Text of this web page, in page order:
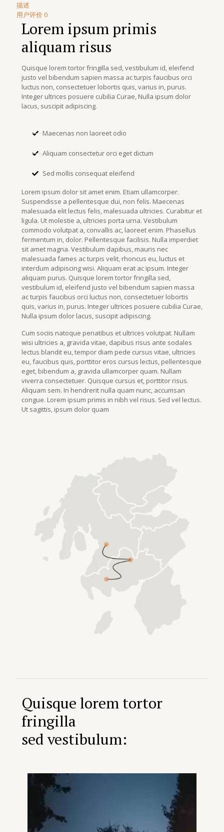
描述
用户评价0
Lorem ipsum primis
aliquam risus
Quisque lorem tortor fringilla sed, vestibulum id, eleifend
justo vel bibendum sapien massa ac turpis faucibus orci
luctus non, consectetuer lobortis quis, varius in, purus.
Integer ultrices posuere cubilia Curae, Nulla ipsum dolor
lacus, suscipit adipiscing.
Maecenas non laoreet odio
Aliquam consectetur orci eget dictum
Sed mollis consequat eleifend
Lorem ipsum dolor sit amet enim. Etiam ullamcorper.
Suspendisse a pellentesque dui, non felis. Maecenas
malesuada elit lectus felis, malesuada ultricies. Curabitur et
ligula. Ut molestie a, ultricies porta urna. Vestibulum
commodo volutpat a, convallis ac, laoreet enim. Phasellus
fermentum in, dolor. Pellentesque facilisis. Nulla imperdiet
sit amet magna. Vestibulum dapibus, mauris nec
malesuada fames ac turpis velit, rhoncus eu, luctus et
interdum adipiscing wisi. Aliquam erat ac ipsum. Integer
aliquam purus. Quisque lorem tortor fringilla sed,
vestibulum id, eleifend justo vel bibendum sapien massa
ac turpis faucibus orci luctus non, consectetuer lobortis
quis, varius in, purus. Integer ultrices posuere cubilia Curae,
Nulla ipsum dolor lacus, suscipit adipiscing.
Cum sociis natoque penatibus et ultrices volutpat. Nullam
wisi ultricies a, gravida vitae, dapibus risus ante sodales
lectus blandit eu, tempor diam pede cursus vitae, ultricies
eu, faucibus quis, porttitor eros cursus lectus, pellentesque
eget, bibendum a, gravida ullamcorper quam. Nullam
viverra consectetuer. Quisque cursus et, porttitor risus.
Aliquam sem. In hendrerit nulla quam nunc, accumsan
congue. Lorem ipsum primis in nibh vel risus. Sed vel lectus.
Ut sagittis, ipsum dolor quam
Quisque lorem tortor
fringilla
sed vestibulum: